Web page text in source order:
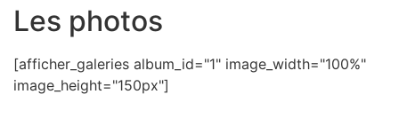
Les photos
[afficher_galeries album_id="1" image_width="100%"
image_height="150px"]